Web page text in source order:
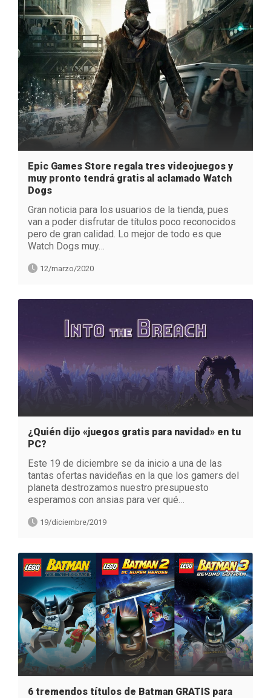
Epic Games Store regala tres videojuegos y
muy pronto tendrá gratis al aclamado Watch
Dogs
Gran noticia para los usuarios de la tienda, pues
van a poder disfrutar de títulos poco reconocidos
pero de gran calidad. Lo mejor de todo es que
Watch Dogs muy…
12/marzo/2020
¿Quién dijo «juegos gratis para navidad» en tu
PC?
Este 19 de diciembre se da inicio a una de las
tantas ofertas navideñas en la que los gamers del
planeta destrozamos nuestro presupuesto
esperamos con ansias para ver qué…
19/diciembre/2019
6 tremendos títulos de Batman GRATIS para